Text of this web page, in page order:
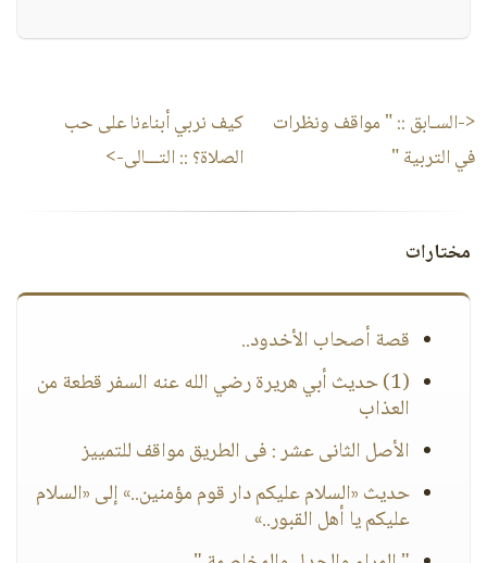
<-السـابق ::" مواقف ونظرات
في التربية "
كيف نربي أبناءنا على حب
الصلاة؟ :: التـــالى->
مختارات
قصة أصحاب الأخدود..
(1) حديث أبي هريرة رضي الله عنه السفر قطعة من
العذاب
الأصل الثانى عشر : فى الطريق مواقف للتمييز
حديث «السلام عليكم دار قوم مؤمنين..» إلى «السلام
عليكم يا أهل القبور..»